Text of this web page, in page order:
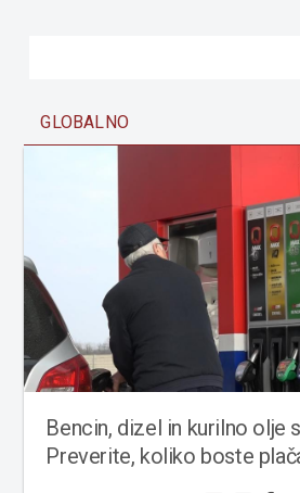
GLOBALNO
Bencin, dizel in kurilno olje
Preverite, koliko boste